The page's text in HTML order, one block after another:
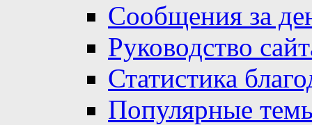
Сообщения за
Руководство
Статистика
Популярные